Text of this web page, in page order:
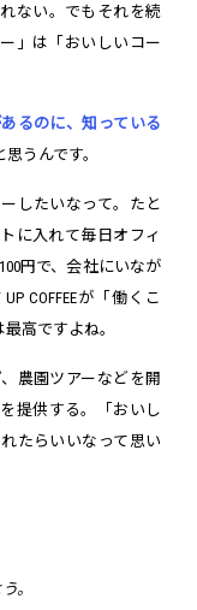
ない。でもそれを続
」は「おいしいコー
るのに、知っている
思うんです。
したいなって。たと
に入れて毎日オフィ
円で、会社にいなが
COFFEEが「働くこ
高ですよね。
農園ツアーなどを開
提供する。「おいし
たらいいなって思い
。